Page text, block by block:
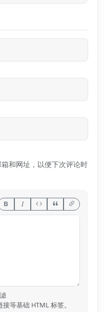
和网址，以便下次评论时
等基础 HTML 标签。